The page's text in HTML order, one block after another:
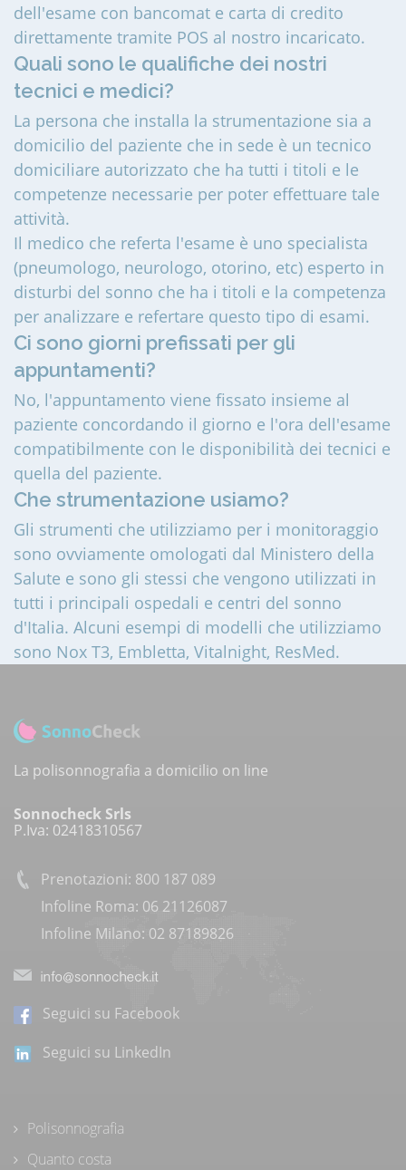
dell'esame con bancomat e carta di credito
direttamente tramite POS al nostro incaricato.
Quali sono le qualifiche dei nostri
tecnici e medici?
La persona che installa la strumentazione sia a
domicilio del paziente che in sede è un tecnico
domiciliare autorizzato che ha tutti i titoli e le
competenze necessarie per poter effettuare tale
attività.
Il medico che referta l'esame è uno specialista
(pneumologo, neurologo, otorino, etc) esperto in
disturbi del sonno che ha i titoli e la competenza
per analizzare e refertare questo tipo di esami.
Ci sono giorni prefissati per gli
appuntamenti?
No, l'appuntamento viene fissato insieme al
paziente concordando il giorno e l'ora dell'esame
compatibilmente con le disponibilità dei tecnici e
quella del paziente.
Che strumentazione usiamo?
Gli strumenti che utilizziamo per i monitoraggio
sono ovviamente omologati dal Ministero della
Salute e sono gli stessi che vengono utilizzati in
tutti i principali ospedali e centri del sonno
d'Italia. Alcuni esempi di modelli che utilizziamo
sono Nox T3, Embletta, Vitalnight, ResMed.
La polisonnografia a domicilio on line
Sonnocheck Srls
P.Iva: 02418310567
Prenotazioni: 800 187 089
Infoline Roma: 06 21126087
Infoline Milano: 02 87189826
Seguici su Facebook
Seguici su LinkedIn
Polisonnografia
Quanto costa